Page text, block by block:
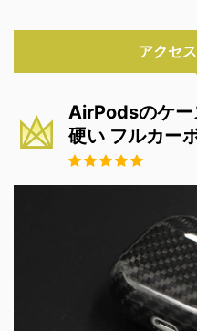
アクセ
AirPodsのケー
硬い フルカー